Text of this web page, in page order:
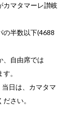
カマタマーレ讃岐
の半数以下(4688
、自由席では
。
日は、カマタマ
さい。